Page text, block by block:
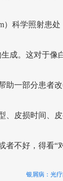
）科学照射患
成。这对于像
助一部分患者
、皮损时间、
者不好，得看“
银屑病：光疗